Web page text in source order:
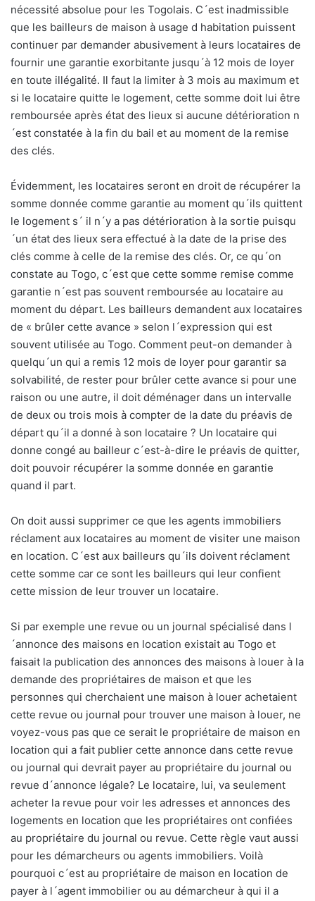
nécessité absolue pour les Togolais. C´est inadmissible
que les bailleurs de maison à usage d habitation puissent
continuer par demander abusivement à leurs locataires de
fournir une garantie exorbitante jusqu´à 12 mois de loyer
en toute illégalité. Il faut la limiter à 3 mois au maximum et
si le locataire quitte le logement, cette somme doit lui être
remboursée après état des lieux si aucune détérioration n
´est constatée à la fin du bail et au moment de la remise
des clés.
Évidemment, les locataires seront en droit de récupérer la
somme donnée comme garantie au moment qu´ils quittent
le logement s´ il n´y a pas détérioration à la sortie puisqu
´un état des lieux sera effectué à la date de la prise des
clés comme à celle de la remise des clés. Or, ce qu´on
constate au Togo, c´est que cette somme remise comme
garantie n´est pas souvent remboursée au locataire au
moment du départ. Les bailleurs demandent aux locataires
de « brûler cette avance » selon l´expression qui est
souvent utilisée au Togo. Comment peut-on demander à
quelqu´un qui a remis 12 mois de loyer pour garantir sa
solvabilité, de rester pour brûler cette avance si pour une
raison ou une autre, il doit déménager dans un intervalle
de deux ou trois mois à compter de la date du préavis de
départ qu´il a donné à son locataire ? Un locataire qui
donne congé au bailleur c´est-à-dire le préavis de quitter,
doit pouvoir récupérer la somme donnée en garantie
quand il part.
On doit aussi supprimer ce que les agents immobiliers
réclament aux locataires au moment de visiter une maison
en location. C´est aux bailleurs qu´ils doivent réclament
cette somme car ce sont les bailleurs qui leur confient
cette mission de leur trouver un locataire.
Si par exemple une revue ou un journal spécialisé dans l
´annonce des maisons en location existait au Togo et
faisait la publication des annonces des maisons à louer à la
demande des propriétaires de maison et que les
personnes qui cherchaient une maison à louer achetaient
cette revue ou journal pour trouver une maison à louer, ne
voyez-vous pas que ce serait le propriétaire de maison en
location qui a fait publier cette annonce dans cette revue
ou journal qui devrait payer au propriétaire du journal ou
revue d´annonce légale? Le locataire, lui, va seulement
acheter la revue pour voir les adresses et annonces des
logements en location que les propriétaires ont confiées
au propriétaire du journal ou revue. Cette règle vaut aussi
pour les démarcheurs ou agents immobiliers. Voilà
pourquoi c´est au propriétaire de maison en location de
payer à l´agent immobilier ou au démarcheur à qui il a